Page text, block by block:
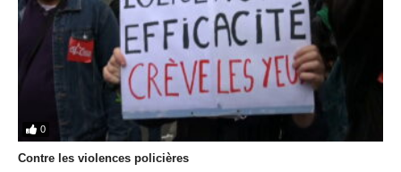
0
Contre les violences policières